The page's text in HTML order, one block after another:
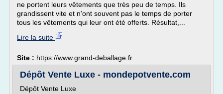
ne portent leurs vêtements que très peu de temps. Ils
grandissent vite et n'ont souvent pas le temps de porter
tous les vêtements qui leur ont été offerts. Résultat,...
Lire la suite
Site : https://www.grand-deballage.fr
Dépôt Vente Luxe - mondepotvente.com
Dépôt Vente Luxe